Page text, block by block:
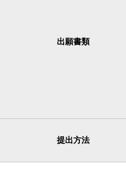
出願書類
提出方法